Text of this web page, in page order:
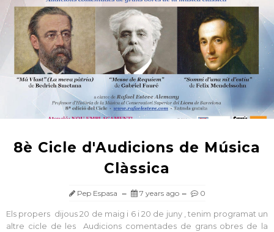
8è Cicle d'Audicions de Música
Clàssica
Pep Espasa 7 years ago 0
Els propers dijous 20 de maig i 6 i 20 de juny , tenim programat un
altre cicle de les Audicions comentades de grans obres de la